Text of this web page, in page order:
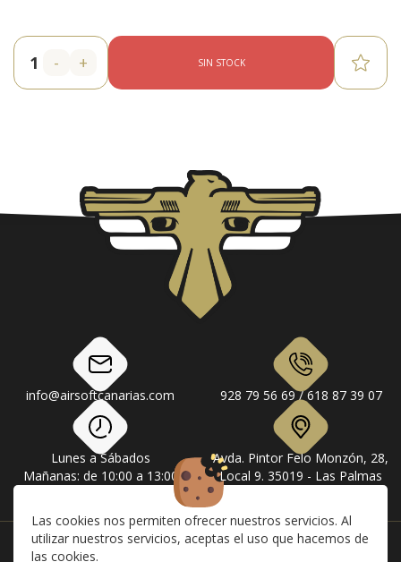
Las cookies nos permiten ofrecer nuestros servicios. Al
utilizar nuestros servicios, aceptas el uso que hacemos de
las cookies.
- + SIN STOCK
info@airsoftcanarias.com 928 79 56 69 / 618 87 39 07
Lunes a Sábados
Mañanas: de 10:00 a 13:00
Avda. Pintor Felo Monzón, 28,
Local 9. 35019 - Las Palmas
Facebook